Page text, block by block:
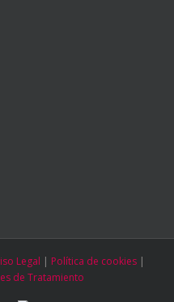
Legal | Política de cookies |
de Tratamiento